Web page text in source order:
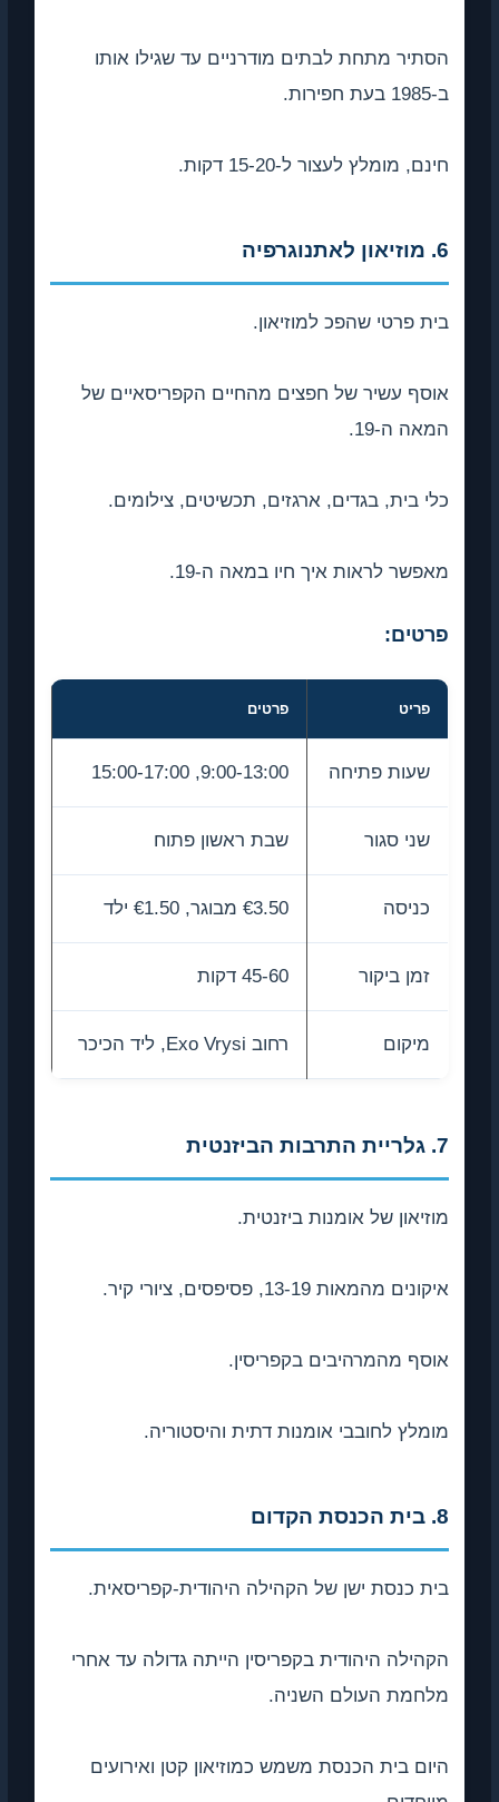
הסתיר מתחת לבתים מודרניים עד שגילו אותו
ב-1985 בעת חפירות.
חינם, מומלץ לעצור ל-15-20 דקות.
6. מוזיאון לאתנוגרפיה
בית פרטי שהפכ למוזיאון.
אוסף עשיר של חפצים מהחיים הקפריסאיים של
המאה ה-19.
כלי בית, בגדים, ארגזים, תכשיטים, צילומים.
מאפשר לראות איך חיו במאה ה-19.
פרטים:
פריט פרטים
שעות פתיחה 9:00-13:00, 15:00-17:00
שני סגור שבת ראשון פתוח
כניסה €3.50 מבוגר, €1.50 ילד
זמן ביקור 45-60 דקות
מיקום רחוב Exo Vrysi, ליד הכיכר
7. גלריית התרבות הביזנטית
מוזיאון של אומנות ביזנטית.
איקונים מהמאות 13-19, פסיפסים, ציורי קיר.
אוסף מהמרהיבים בקפריסין.
מומלץ לחובבי אומנות דתית והיסטוריה.
8. בית הכנסת הקדום
בית כנסת ישן של הקהילה היהודית-קפריסאית.
הקהילה היהודית בקפריסין הייתה גדולה עד אחרי
מלחמת העולם השניה.
היום בית הכנסת משמש כמוזיאון קטן ואירועים